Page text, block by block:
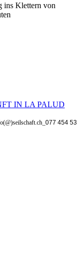
ins Klettern von
077 454 53